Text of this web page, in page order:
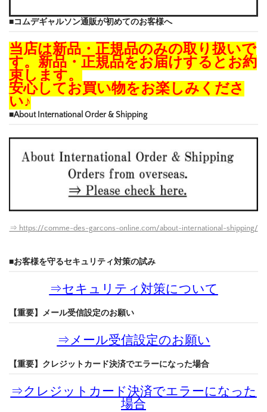
■コムデギャルソン通販が初めてのお客様へ
当店は新品・正規品のみの取り扱いで
す。新品・正規品をお届けするとお約
束します。
安心してお買い物をお楽しみくださ
い♪
■About International Order & Shipping
⇒ https://comme-des-garcons-online.com/about-international-shipping/
■お客様を守るセキュリティ対策の試み
⇒セキュリティ対策について
【重要】メール受信設定のお願い
⇒ メール受信設定のお願い
【重要】クレジットカード決済でエラーになった場合
⇒クレジットカード決済でエラーになった
場合